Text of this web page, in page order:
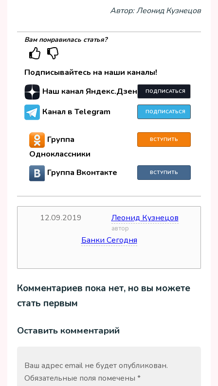
Автор: Леонид Кузнецов
Вам понравилась статья?
Подписывайтесь на наши каналы!
Наш канал Яндекс.Дзен
ПОДПИСАТЬСЯ
Канал в Telegram ПОДПИСАТЬСЯ
Группа
Одноклассники
ВСТУПИТЬ
Группа Вконтакте ВСТУПИТЬ
12.09.2019
автор
Леонид Кузнецов
Банки Сегодня
Комментариев пока нет, но вы можете
стать первым
Оставить комментарий
Ваш адрес email не будет опубликован.
Обязательные поля помечены *